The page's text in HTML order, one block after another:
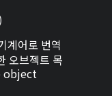
계어로 번역
오브젝트 목
object